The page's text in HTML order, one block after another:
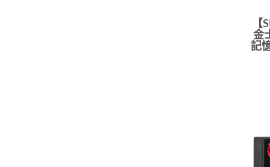
【
金
記